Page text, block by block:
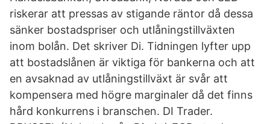
riskerar att pressas av stigande räntor då dessa
sänker bostadspriser och utlåningstillväxten
inom bolån. Det skriver Di. Tidningen lyfter upp
att bostadslånen är viktiga för bankerna och att
en avsaknad av utlåningstillväxt är svår att
kompensera med högre marginaler då det finns
hård konkurrens i branschen. DI Trader.